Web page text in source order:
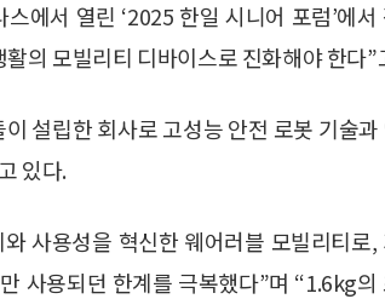
에서 열린 ‘2025 한일 시니어 포럼’에
의 모빌리티 디바이스로 진화해야 한다”
설립한 회사로 고성능 안전 로봇 기술과
있다.
사용성을 혁신한 웨어러블 모빌리티로
사용되던 한계를 극복했다”며 “1.6kg의